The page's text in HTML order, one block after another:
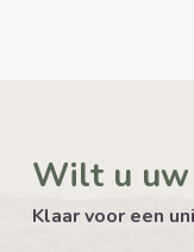
Wilt u uw
Klaar voor een